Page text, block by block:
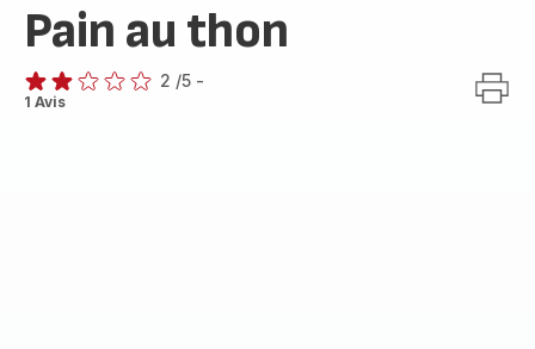
Pain au thon
Avis
2 /5 -
1 Avis